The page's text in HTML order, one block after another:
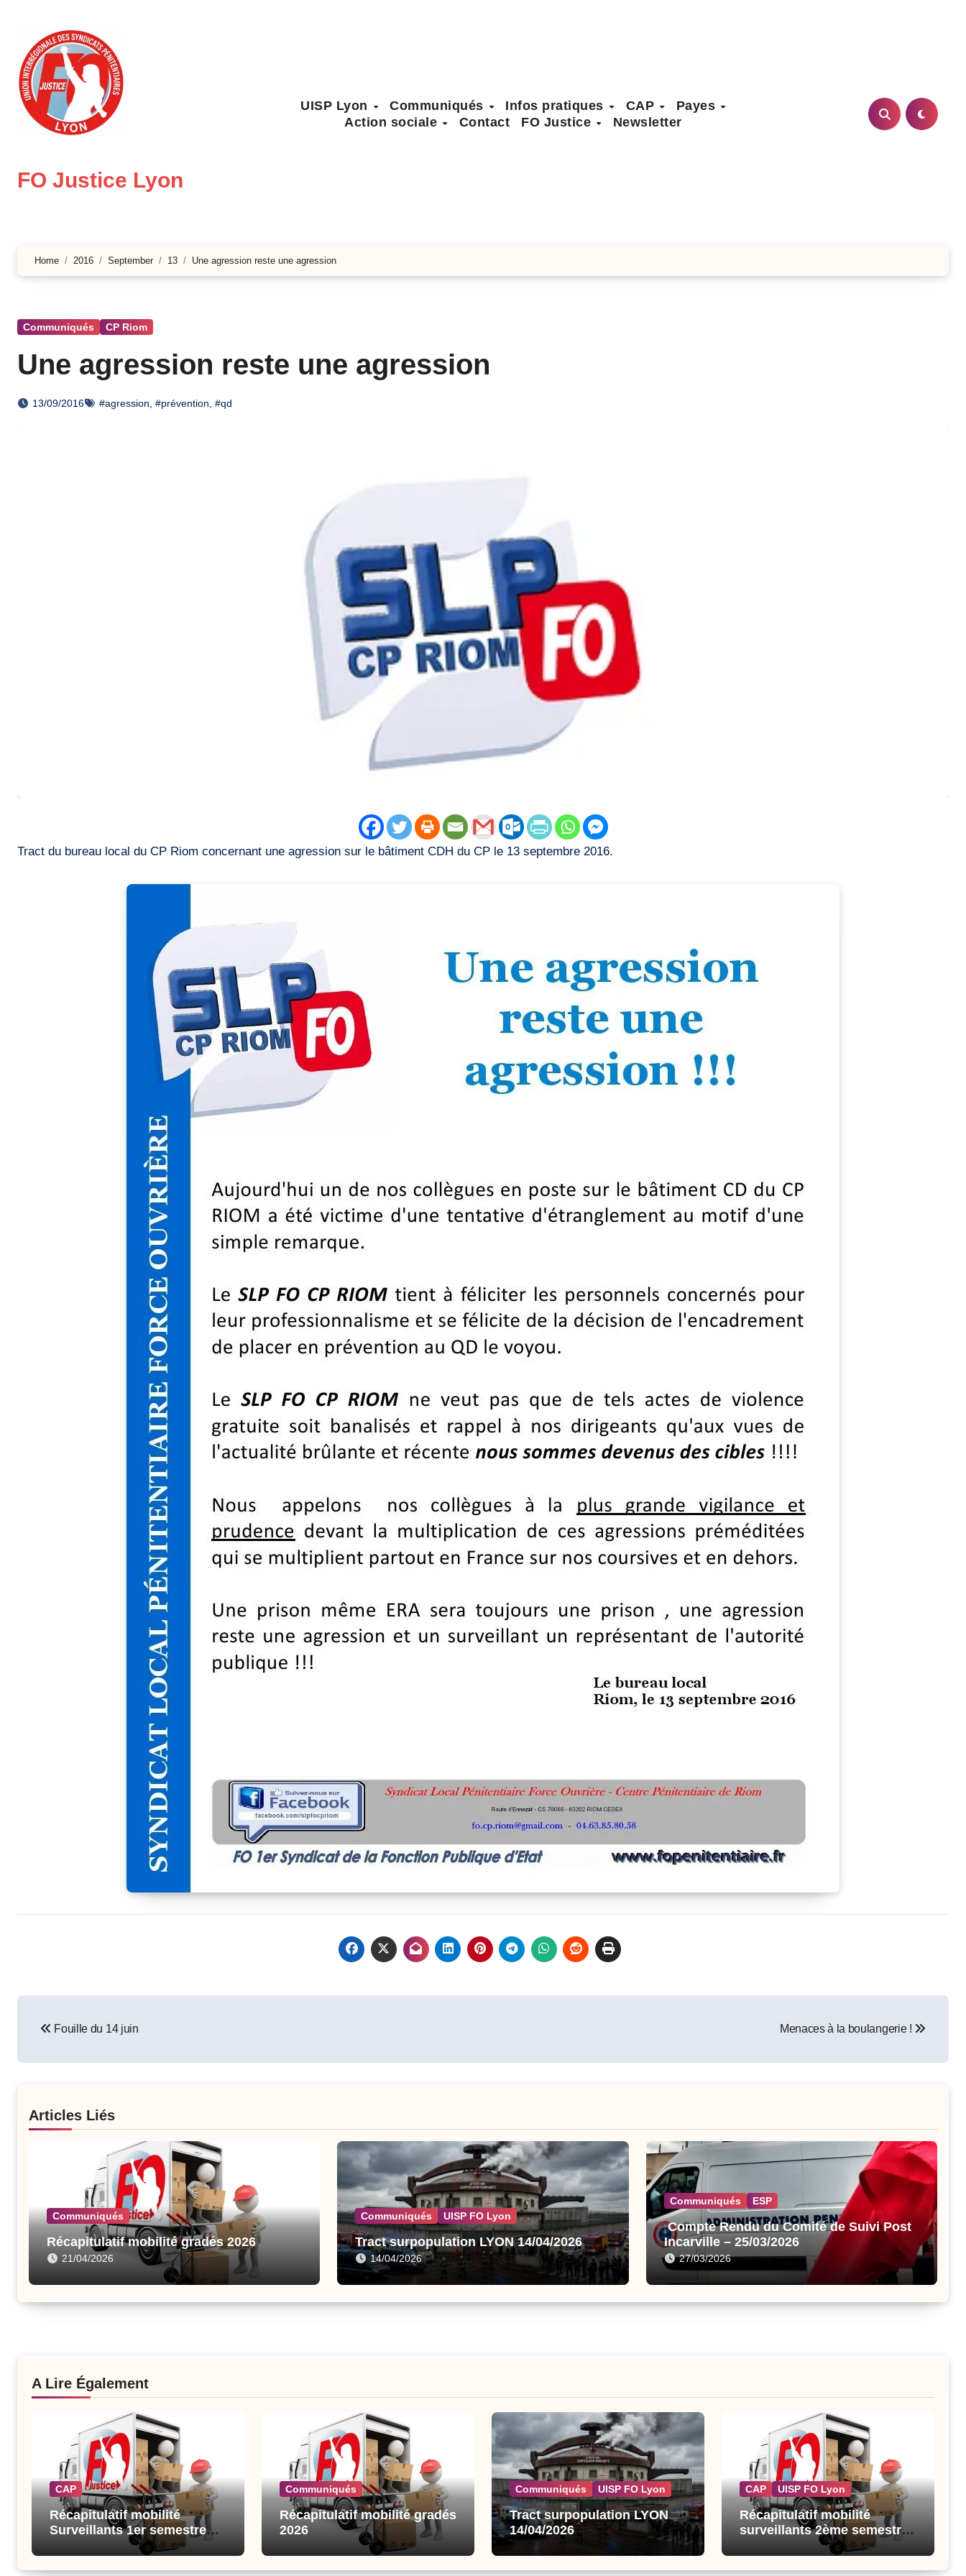
content
FO Justice Lyon
UISP Lyon Communiqués Infos pratiques CAP
Payes
Action sociale
Contact FO Justice Newsletter
Home 2016 September 13 Une agression reste une agression
Communiqués CP Riom
Une agression reste une agression
13/09/2016 #agression #prévention #qd
Tract du bureau local du CP Riom concernant une agression sur le bâtiment CDH du CP le 13 septembre 2016.
navigation
Fouille du 14 juin Menaces à la boulangerie !
Articles Liés
Communiqués
Récapitulatif mobilité gradés 2026
21/04/2026
Communiqués UISP FO Lyon
Tract surpopulation LYON 14/04/2026
14/04/2026
Communiqués ESP
Compte Rendu du Comité de Suivi Post
Incarville – 25/03/2026
27/03/2026
A Lire Également
CAP
Récapitulatif mobilité
Surveillants 1er semestre
Communiqués
Récapitulatif mobilité gradés
2026
Communiqués UISP FO Lyon
Tract surpopulation LYON
14/04/2026
CAP UISP FO Lyon
Récapitulatif mobilité
surveillants 2ème semestre